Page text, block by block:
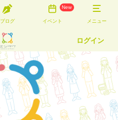
ブログ
New
イベント メニュー
ログイン